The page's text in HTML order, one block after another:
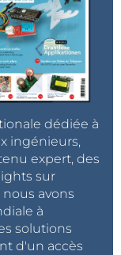
dédiée à
ingénieurs,
expert, des
sur
nous avons
à
solutions
d'un accès